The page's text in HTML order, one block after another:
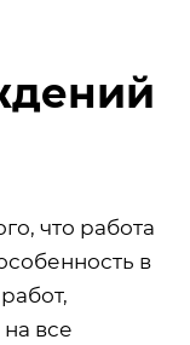
что работа
в
все